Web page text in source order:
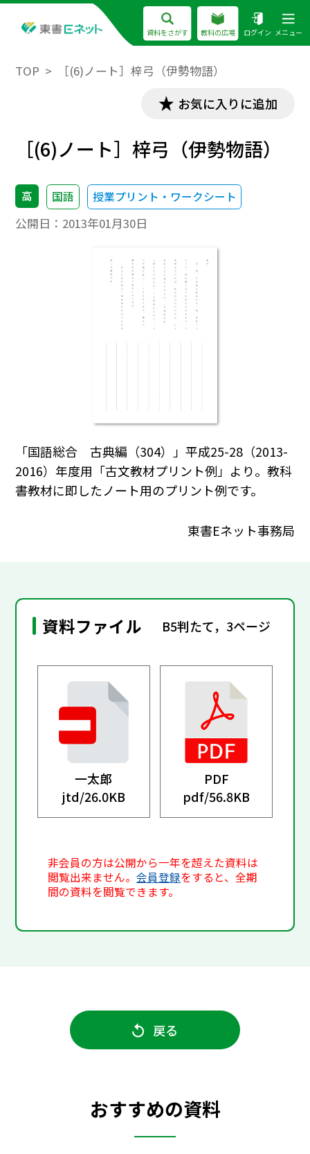
資料をさがす 教科の広場 ログイン メニュー
TOP ［(6)ノート］梓弓（伊勢物語）
お気に入りに追加
［(6)ノート］梓弓（伊勢物語）
高 国語 授業プリント・ワークシート
公開日： 2013年01月30日
「国語総合 古典編（304）」平成25-28（2013-
2016）年度用「古文教材プリント例」より。教科
書教材に即したノート用のプリント例です。
東書Eネット事務局
資料ファイル B5判たて，3ページ
一太郎
jtd/26.0KB
PDF
pdf/56.8KB
非会員の方は公開から一年を超えた資料は
閲覧出来ません。会員登録をすると、全期
間の資料を閲覧できます。
戻る
おすすめの資料